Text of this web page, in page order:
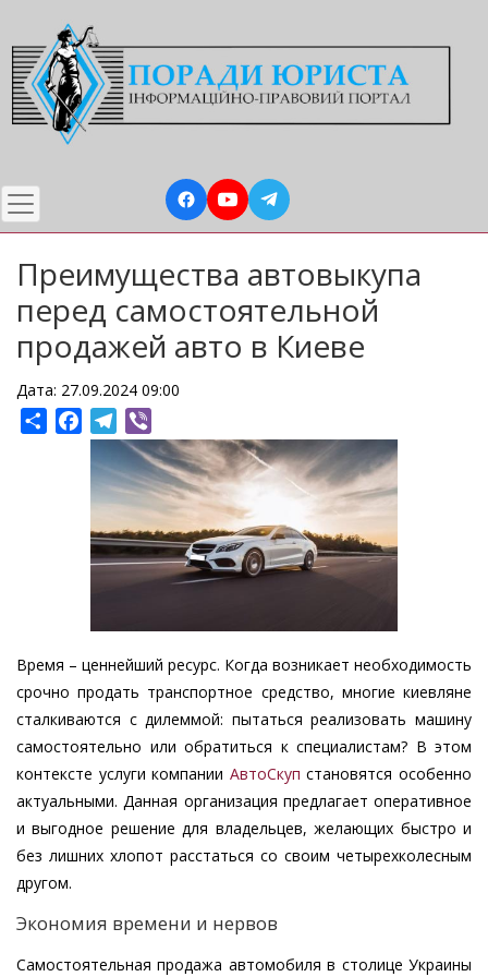
до
основного
вмісту
Преимущества автовыкупа
перед самостоятельной
продажей авто в Киеве
Дата: 27.09.2024 09:00
ShareFacebookTelegram
Время – ценнейший ресурс. Когда возникает необходимость
срочно продать транспортное средство, многие киевляне
сталкиваются с дилеммой: пытаться реализовать машину
самостоятельно или обратиться к специалистам? В этом
контексте услуги компании АвтоСкуп становятся особенно
актуальными. Данная организация предлагает оперативное
и выгодное решение для владельцев, желающих быстро и
без лишних хлопот расстаться со своим четырехколесным
другом.
Экономия времени и нервов
Самостоятельная продажа автомобиля в столице Украины